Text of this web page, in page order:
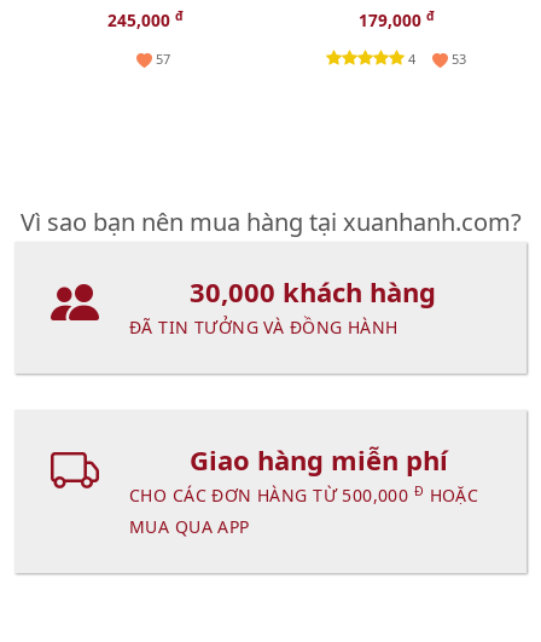
mềm mượt, bồng bềnh -
245,000 đ
57
cân bằng độ ẩm và sạch
sâu - 40ml
179,000 đ
4 53
Vì sao bạn nên mua hàng tại xuanhanh.com?
30,000 khách hàng
ĐÃ TIN TƯỞNG VÀ ĐỒNG HÀNH
Giao hàng miễn phí
CHO CÁC ĐƠN HÀNG TỪ 500,000 Đ HOẶC
MUA QUA APP